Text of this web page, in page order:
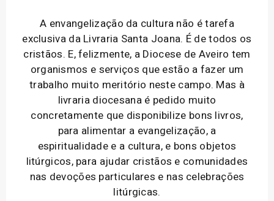
A envangelização da cultura não é tarefa
exclusiva da Livraria Santa Joana. É de todos os
cristãos. E, felizmente, a Diocese de Aveiro tem
organismos e serviços que estão a fazer um
trabalho muito meritório neste campo. Mas à
livraria diocesana é pedido muito
concretamente que disponibilize bons livros,
para alimentar a evangelização, a
espiritualidade e a cultura, e bons objetos
litúrgicos, para ajudar cristãos e comunidades
nas devoções particulares e nas celebrações
litúrgicas.